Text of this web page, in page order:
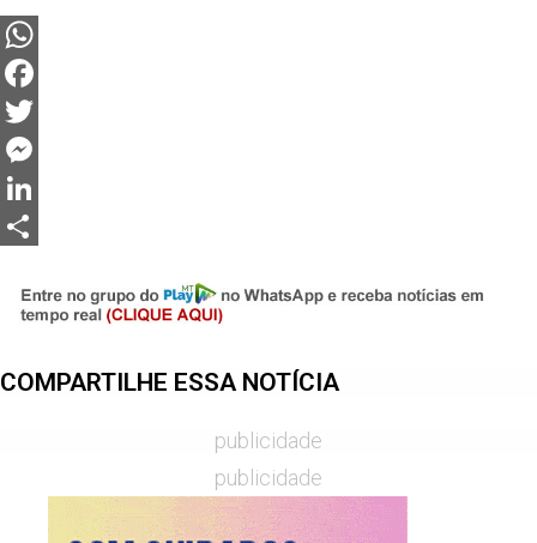
WhatsApp
Facebook
Twitter
Messenger
LinkedIn
COMPARTILHE ESSA NOTÍCIA
publicidade
publicidade